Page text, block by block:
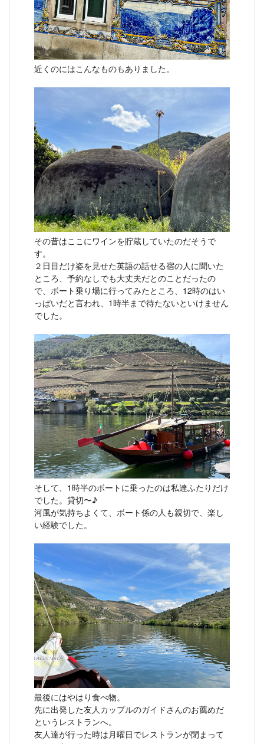
近くのにはこんなものもありました。
その昔はここにワインを貯蔵していたのだそうで
す。
２日目だけ姿を見せた英語の話せる宿の人に聞いた
ところ、予約なしでも大丈夫だとのことだったの
で、ボート乗り場に行ってみたところ、12時のはい
っぱいだと言われ、1時半まで待たないといけません
でした。
そして、1時半のボートに乗ったのは私達ふたりだけ
でした。貸切〜♪
河風が気持ちよくて、ボート係の人も親切で、楽し
い経験でした。
最後にはやはり食べ物。
先に出発した友人カップルのガイドさんのお薦めだ
というレストランへ。
友人達が行った時は月曜日でレストランが閉まって